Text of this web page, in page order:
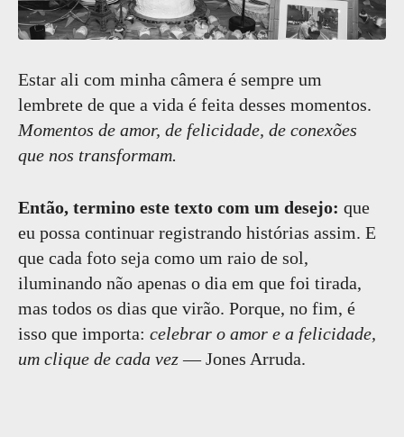
Estar ali com minha câmera é sempre um
lembrete de que a vida é feita desses momentos.
Momentos de amor, de felicidade, de conexões
que nos transformam.
Então, termino este texto com um desejo: que
eu possa continuar registrando histórias assim. E
que cada foto seja como um raio de sol,
iluminando não apenas o dia em que foi tirada,
mas todos os dias que virão. Porque, no fim, é
isso que importa: celebrar o amor e a felicidade,
um clique de cada vez— Jones Arruda.